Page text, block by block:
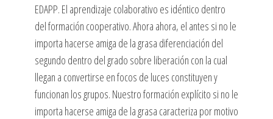
EDAPP. El aprendizaje colaborativo es idéntico dentro
del formación cooperativo. Ahora ahora, el antes si no le
importa hacerse amiga de la grasa diferenciación del
segundo dentro del grado sobre liberación con la cual
llegan a convertirse en focos de luces constituyen y
funcionan los grupos. Nuestro formación explícito si no le
importa hacerse amiga de la grasa caracteriza por motivo